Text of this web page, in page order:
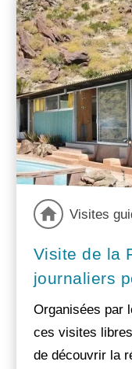
Visites
Visite de la
journaliers
Organisées par
ces visites
de découvrir la